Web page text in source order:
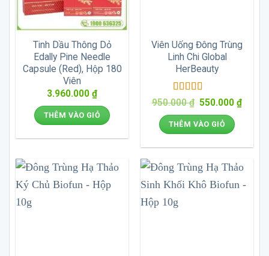
Tinh Dầu Thông Dỏ
Edally Pine Needle
Capsule (Red), Hộp 180
Viên
3.960.000 ₫
THÊM VÀO GIỎ
Viên Uống Đông Trùng
Linh Chi Global
HerBeauty
Được xếp
hạng5
950.000₫ Giá
là:
950.000 ₫.
550.000₫Giá
THÊM VÀO GIỎ